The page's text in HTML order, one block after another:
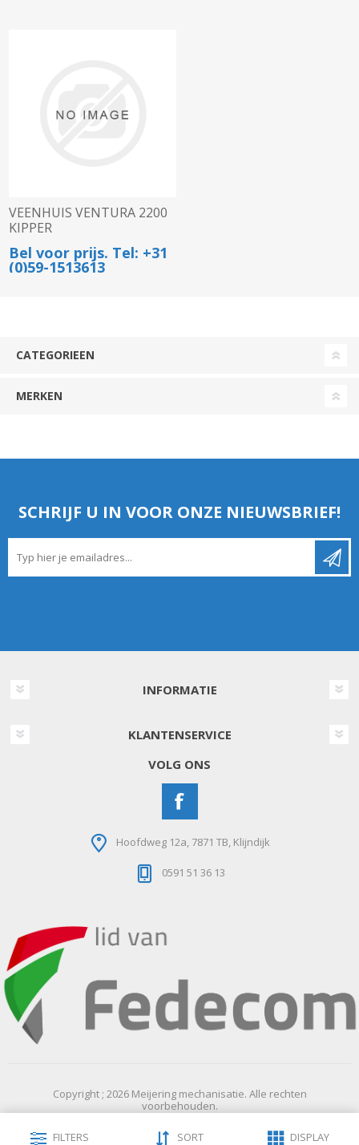
VEENHUIS VENTURA 2200
KIPPER
Bel voor prijs. Tel: +31
(0)59-1513613
CATEGORIEEN
MERKEN
SCHRIJF U IN VOOR ONZE NIEUWSBRIEF!
INFORMATIE
KLANTENSERVICE
VOLG ONS
Hoofdweg 12a, 7871 TB, Klijndijk
0591 51 36 13
Copyright ; 2026 Meijering mechanisatie. Alle rechten
voorbehouden.
Nop-Templates.com
FILTERS SORT DISPLAY